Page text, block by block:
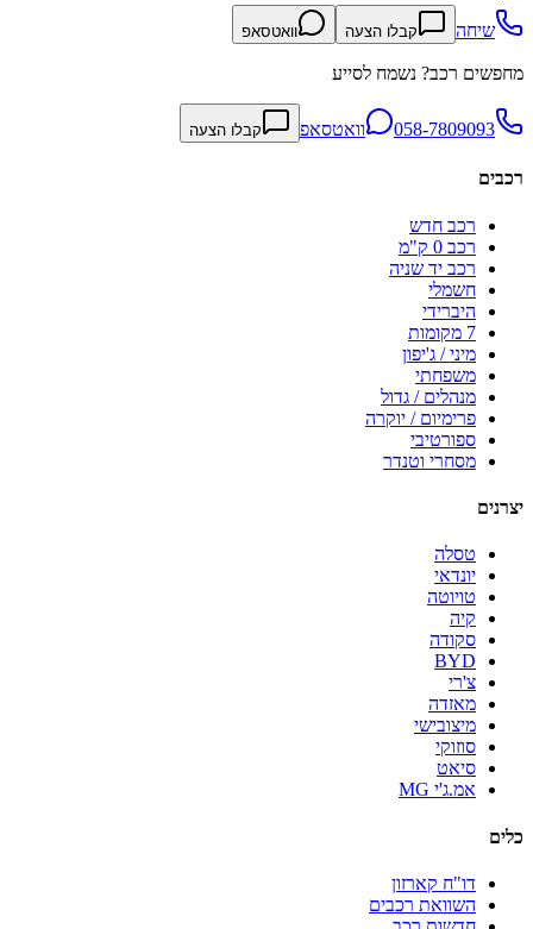
שיחה קבלו הצעה וואטסאפ
מחפשים רכב? נשמח לסייע
058-7809093 וואטסאפ קבלו הצעה
רכבים
רכב חדש
רכב 0 ק"מ
רכב יד שניה
חשמלי
היברידי
7 מקומות
מיני / ג'יפון
משפחתי
מנהלים / גדול
פרימיום / יוקרה
ספורטיבי
מסחרי וטנדר
יצרנים
טסלה
יונדאי
טויוטה
קיה
סקודה
BYD
צ'רי
מאזדה
מיצובישי
סוזוקי
סיאט
אמ.ג'י MG
כלים
דו"ח קארזון
השוואת רכבים